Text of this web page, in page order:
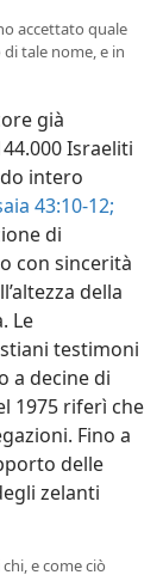
accettato quale
tale nome, e in
già
Israeliti
intero
43:10-12;
di
con sincerità
della
Le
testimoni
a decine di
1975 riferì che
Fino a
delle
zelanti
e come ciò